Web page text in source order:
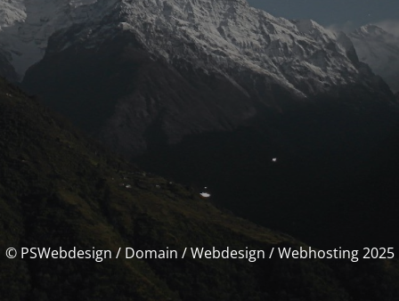
© PSWebdesign / Domain / Webdesign / Webhosting 2025